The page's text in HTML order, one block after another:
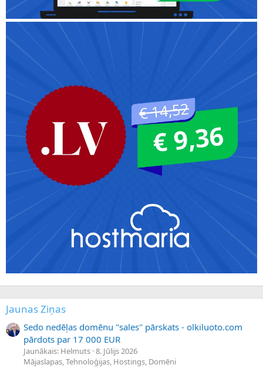
Jaunas Ziņas
Sedo nedēļas domēnu "sales" pārskats - olkiluoto.com
pārdots par 17 000 EUR
Jaunākais: Helmuts 8. Jūlijs 2026
Mājaslapas, Tehnoloģijas, Hostings, Domēni